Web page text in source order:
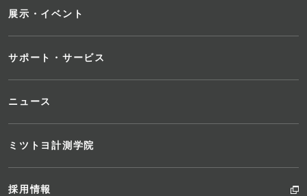
展示・イベント
サポート・サービス
ニュース
ミツトヨ計測学院
採用情報